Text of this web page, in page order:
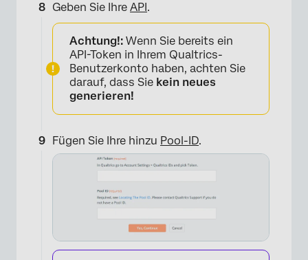
×
Geben Sie Ihre API .
Achtung!: Wenn Sie bereits ein
API-Token in Ihrem Qualtrics-
Benutzerkonto haben, achten Sie
darauf, dass Sie kein neues
generieren!
Fügen Sie Ihre hinzu Pool-ID.